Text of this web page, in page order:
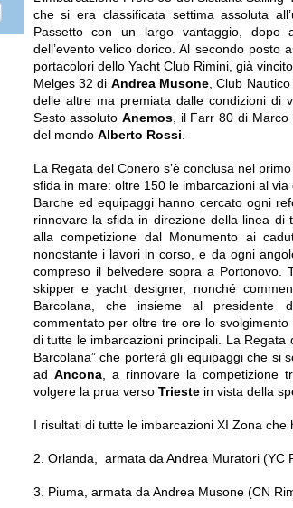
che si era classificata settima assoluta
Passetto con un largo vantaggio, dopo
dell’evento velico dorico. Al secondo posto
portacolori dello Yacht Club Rimini, già
Melges 32 di Andrea Musone, Club
delle altre ma premiata dalle condizioni di
Sesto assoluto Anemos, il Farr 80 di Marco
del mondo Alberto Rossi
La Regata del Conero s’è conclusa nel
sfida in mare: oltre 150 le imbarcazioni al
Barche ed equipaggi hanno cercato ogni
rinnovare la sfida in direzione della linea di
alla competizione dal Monumento ai
nonostante i lavori in corso, e da ogni
compreso il belvedere sopra a Portonovo.
skipper e yacht designer, nonché
Barcolana, che insieme al presidente
commentato per oltre tre ore lo
di tutte le imbarcazioni principali. La
Barcolana” che porterà gli equipaggi che si
ad Ancona, a rinnovare la competizione
volgere la prua verso Trieste in vista della
I risultati di tutte le imbarcazioni XI Zona che
2. Orlanda, armata da Andrea Muratori (YC
3. Piuma, armata da Andrea Musone (CN
Cerca